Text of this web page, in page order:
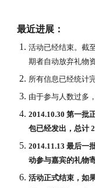
最近进展：
活动已经结束。截
期者自动放弃礼物资
所有信息已经统计
由于参与人数过多
2014.10.30 第一批
包已经发出，总计
2014.11.13 最后一
动参与嘉宾的礼物寄
活动正式结束，如